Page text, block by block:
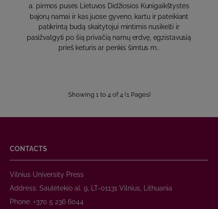
a. pirmos pusės Lietuvos Didžiosios Kunigaikštystės
bajorų namai ir kas juose gyveno, kartu ir pateikiant
patikrintą budą skaitytojui mintimis nusikelti ir
pasižvalgyti po šią privačią namų erdvę, egzistavusią
prieš keturis ar penkis šimtus m..
Showing 1 to 4 of 4 (1 Pages)
CONTACTS
Vilnius University Press
Address: Saulėtekio al. 9, LT-01131 Vilnius, Lithuania
Phone: +370 5 236 6044